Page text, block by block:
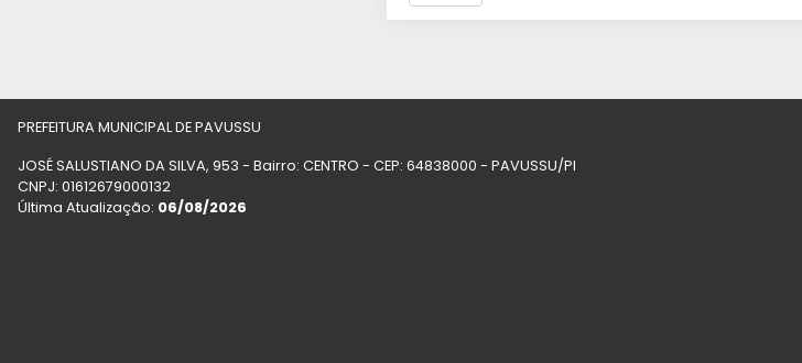
PREFEITURA MUNICIPAL DE PAVUSSU
JOSÉ SALUSTIANO DA SILVA, 953 - Bairro: CENTRO - CEP: 64838000 - PAVUSSU/PI
CNPJ: 01612679000132
Última Atualização: 06/08/2026